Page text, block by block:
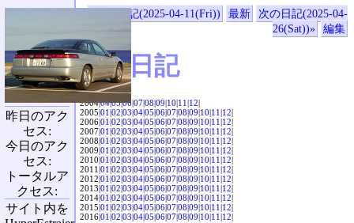
«前の日記(2025-04-11(Fri)) 最新
次の日記(2025-04-
26(Sat))»
編集
SVX日記
2004|04|05|06|07|08|09|10|11|12|
2005|01|02|03|04|05|06|07|08|09|10|11|12|
2006|01|02|03|04|05|06|07|08|09|10|11|12|
2007|01|02|03|04|05|06|07|08|09|10|11|12|
2008|01|02|03|04|05|06|07|08|09|10|11|12|
2009|01|02|03|04|05|06|07|08|09|10|11|12|
2010|01|02|03|04|05|06|07|08|09|10|11|12|
2011|01|02|03|04|05|06|07|08|09|10|11|12|
2012|01|02|03|04|05|06|07|08|09|10|11|12|
2013|01|02|03|04|05|06|07|08|09|10|11|12|
2014|01|02|03|04|05|06|07|08|09|10|11|12|
2015|01|02|03|04|05|06|07|08|09|10|11|12|
2016|01|02|03|04|05|06|07|08|09|10|11|12|
昨日のアク
セス:
今日のアク
セス:
トータルア
クセス:
サイト内を